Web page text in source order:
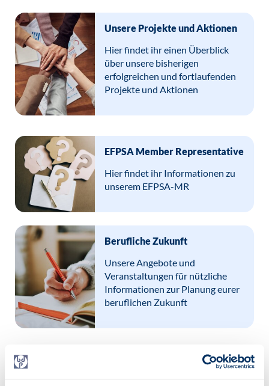
Unsere Projekte und Aktionen
Hier findet ihr einen Überblick
über unsere bisherigen
erfolgreichen und fortlaufenden
Projekte und Aktionen
EFPSA Member Representative
Hier findet ihr Informationen zu
unserem EFPSA-MR
Berufliche Zukunft
Unsere Angebote und
Veranstaltungen für nützliche
Informationen zur Planung eurer
beruflichen Zukunft